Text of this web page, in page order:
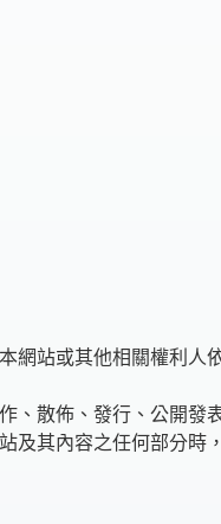
網站或其他相關權利人
、散佈、發行、公開發
及其內容之任何部分時